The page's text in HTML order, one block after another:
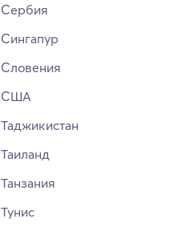
Сербия
Сингапур
Словения
США
Таджикистан
Таиланд
Танзания
Тунис